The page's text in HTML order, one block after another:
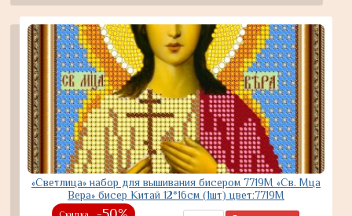
«Светлица» набор для вышивания бисером 7719М «Св. Мца
Вера» бисер Китай 12*16см (1шт) цвет:7719М
Скидка